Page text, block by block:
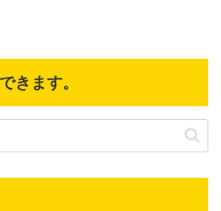
きます。